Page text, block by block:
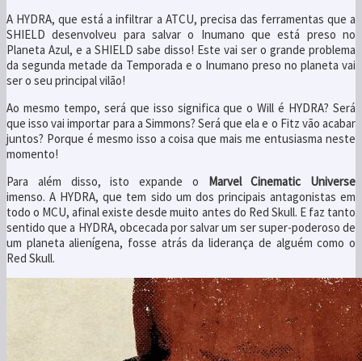
A HYDRA, que está a infiltrar a ATCU, precisa das ferramentas que a
SHIELD desenvolveu para salvar o Inumano que está preso no
Planeta Azul, e a SHIELD sabe disso! Este vai ser o grande problema
da segunda metade da Temporada e o Inumano preso no planeta vai
ser o seu principal vilão!
Ao mesmo tempo, será que isso significa que o Will é HYDRA? Será
que isso vai importar para a Simmons? Será que ela e o Fitz vão acabar
juntos? Porque é mesmo isso a coisa que mais me entusiasma neste
momento!
Para além disso, isto expande o Marvel Cinematic Universe
imenso. A HYDRA, que tem sido um dos principais antagonistas em
todo o MCU, afinal existe desde muito antes do Red Skull. E faz tanto
sentido que a HYDRA, obcecada por salvar um ser super-poderoso de
um planeta alienígena, fosse atrás da liderança de alguém como o
Red Skull.